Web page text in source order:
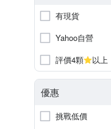
有現貨
Yahoo自營
評價4顆
以上
優惠
挑戰低價